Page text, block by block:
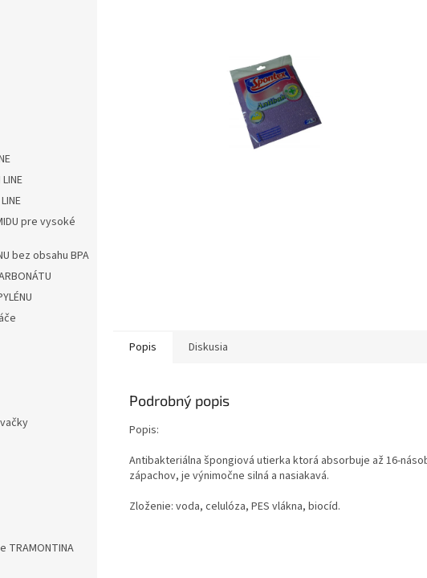
pre vysoké
bez obsahu BPA
TRAMONTINA
Popis Diskusia
Podrobný popis
Popis:
Antibakteriálna špongiová utierka ktorá absorbuje až 16-
zápachov, je výnimočne silná a nasiakavá.
Zloženie: voda, celulóza, PES vlákna, biocíd.